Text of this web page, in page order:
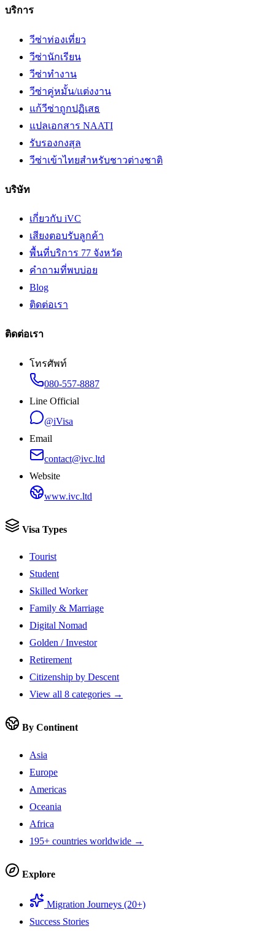
บริการ
วีซ่าท่องเที่ยว
วีซ่านักเรียน
วีซ่าทำงาน
วีซ่าคู่หมั้น/แต่งงาน
แก้วีซ่าถูกปฏิเสธ
แปลเอกสาร NAATI
รับรองกงสุล
วีซ่าเข้าไทยสำหรับชาวต่างชาติ
บริษัท
เกี่ยวกับ iVC
เสียงตอบรับลูกค้า
พื้นที่บริการ 77 จังหวัด
คำถามที่พบบ่อย
Blog
ติดต่อเรา
ติดต่อเรา
โทรศัพท์
080-557-8887
Line Official
@iVisa
Email
contact@ivc.ltd
Website
www.ivc.ltd
Visa Types
Tourist
Student
Skilled Worker
Family & Marriage
Digital Nomad
Golden / Investor
Retirement
Citizenship by Descent
View all 8 categories →
By Continent
Asia
Europe
Americas
Oceania
Africa
195+ countries worldwide →
Explore
Migration Journeys (20+)
Success Stories